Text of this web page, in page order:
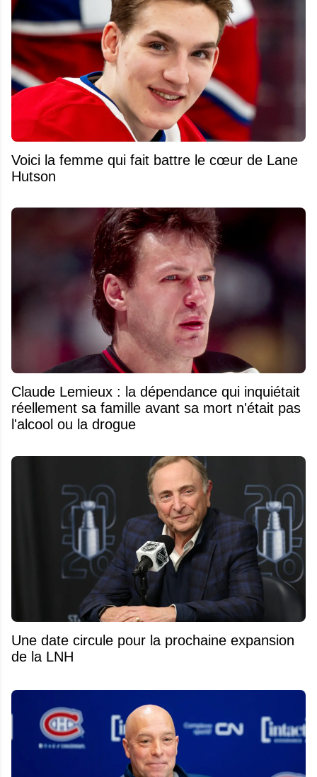
Voici la femme qui fait battre le cœur de Lane
Hutson
Claude Lemieux : la dépendance qui inquiétait
réellement sa famille avant sa mort n'était pas
l'alcool ou la drogue
Une date circule pour la prochaine expansion
de la LNH